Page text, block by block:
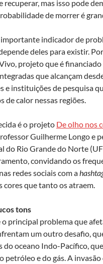
recuperar, mas isso pode
de morrer é
indicador de
deles para existir.
projeto que é
que alcançam
e instituições de pesquisa
de calor nessas regiões.
é o projeto De olho nos
Guilherme Longo e
do Rio Grande do Norte
convidando os
redes sociais com a
cores que tanto os atraem.
tons
principal problema que
um outro desafio,
do oceano Indo-Pacífico,
petróleo e do gás. A